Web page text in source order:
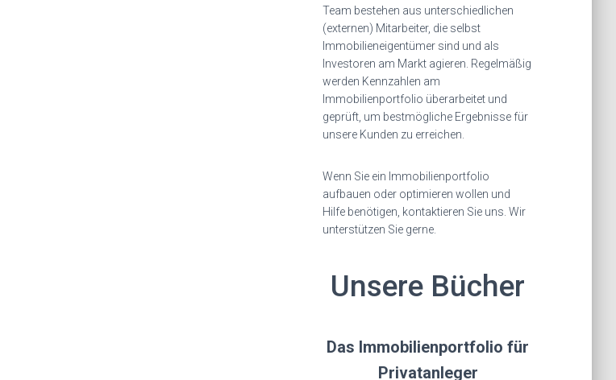
Team bestehen aus unterschiedlichen
(externen) Mitarbeiter, die selbst
Immobilieneigentümer sind und als
Investoren am Markt agieren. Regelmäßig
werden Kennzahlen am
Immobilienportfolio überarbeitet und
geprüft, um bestmögliche Ergebnisse für
unsere Kunden zu erreichen.
Wenn Sie ein Immobilienportfolio
aufbauen oder optimieren wollen und
Hilfe benötigen, kontaktieren Sie uns. Wir
unterstützen Sie gerne.
Unsere Bücher
Das Immobilienportfolio für
Privatanleger